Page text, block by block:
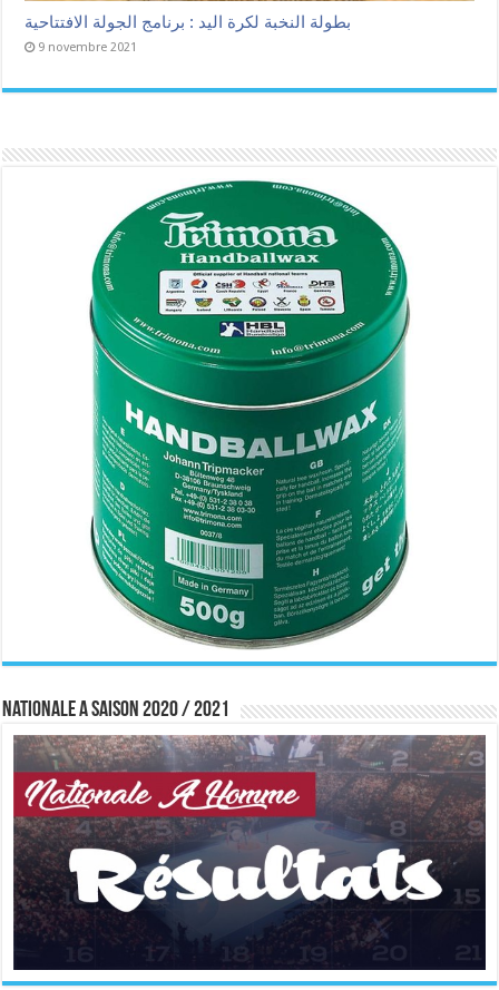
بطولة النخبة لكرة اليد : برنامج الجولة الافتتاحية
9 novembre 2021
Nationale A saison 2020 / 2021